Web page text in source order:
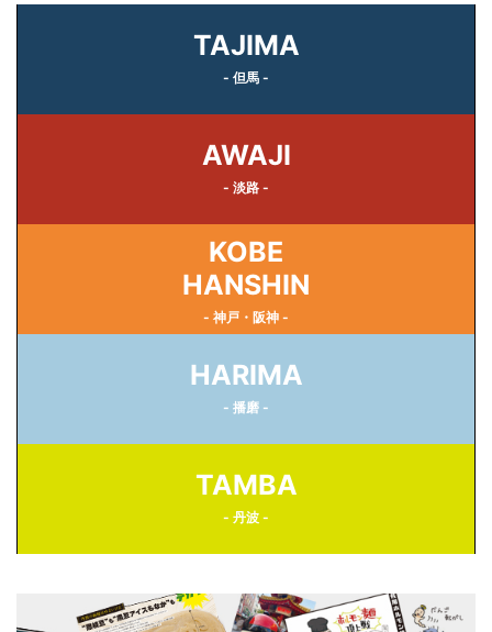
TAJIMA
- 但馬 -
AWAJI
- 淡路 -
KOBE
HANSHIN
- 神戸・阪神 -
HARIMA
- 播磨 -
TAMBA
- 丹波 -